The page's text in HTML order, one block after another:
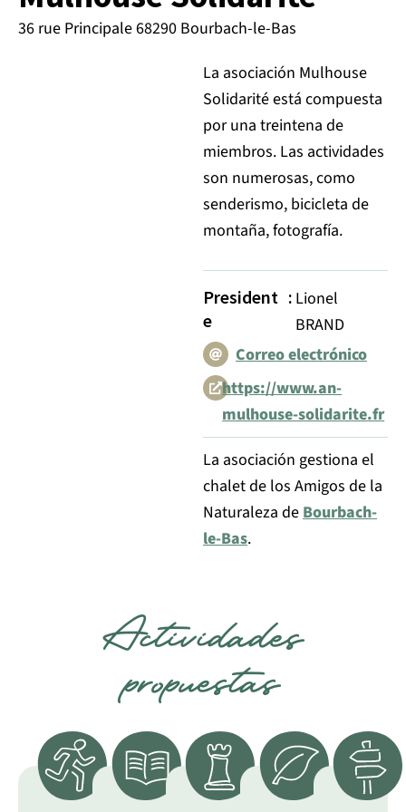
36 rue Principale 68290 Bourbach-le-Bas
La asociación Mulhouse
Solidarité está compuesta
por una treintena de
miembros. Las actividades
son numerosas, como
senderismo, bicicleta de
montaña, fotografía.
President
e
: Lionel
BRAND
Correo electrónico
https://www.an-
mulhouse-solidarite.fr
La asociación gestiona el
chalet de los Amigos de la
Naturaleza deBourbach-
le-Bas.
Actividades
propuestas